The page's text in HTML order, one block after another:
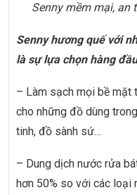
Senny mềm mại, an
Senny hương quế với
là sự lựa chọn hàng
– Làm sạch mọi bề mặt
cho những đồ dùng
tinh, đồ sành sứ…
– Dung dịch nước rửa
hơn 50% so với các loại